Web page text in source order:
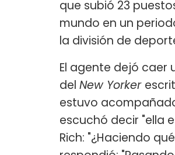
que subió 23
mundo en un
la división de
El agente dejó caer
del New Yorker
estuvo
escuchó decir "ella
Rich: "¿Haciendo